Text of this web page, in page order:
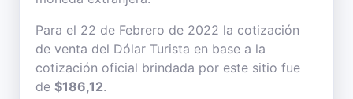
Para el 22 de Febrero de 2022 la cotización
de venta del Dólar Turista en base a la
cotización oficial brindada por este sitio fue
de $186,12.